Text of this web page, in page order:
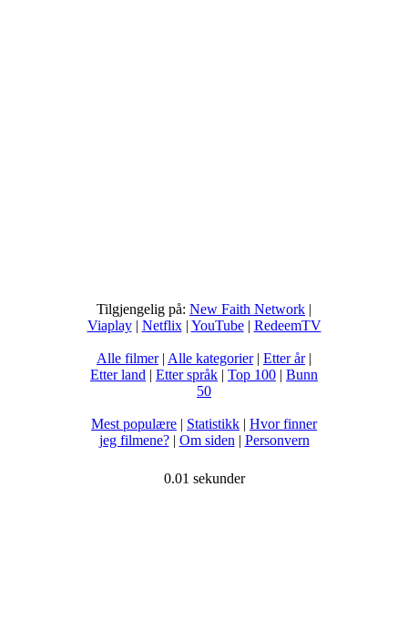
Tilgjengelig på: New Faith Network |
Viaplay| Netflix| YouTube| RedeemTV
Alle filmer| Alle kategorier| Etter år|
Etter land | Etter språk | Top 100 | Bunn
50
Mest populære | Statistikk | Hvor finner
jeg filmene?| Om siden | Personvern
0.01 sekunder